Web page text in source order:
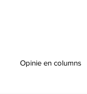
Opinie en columns